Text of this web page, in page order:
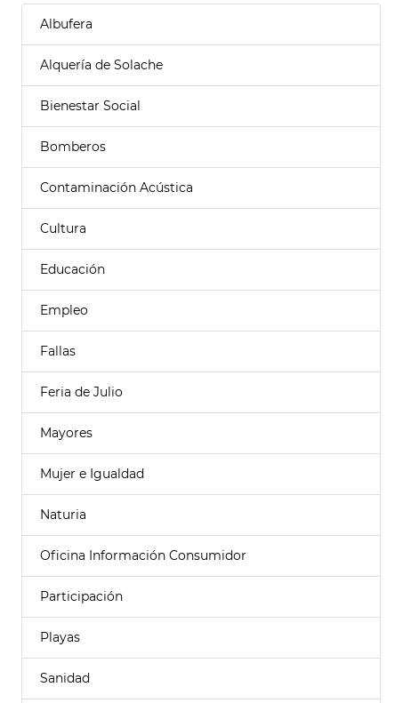
Albufera
Alquería de Solache
Bienestar Social
Bomberos
Contaminación Acústica
Cultura
Educación
Empleo
Fallas
Feria de Julio
Mayores
Mujer e Igualdad
Naturia
Oficina Información Consumidor
Participación
Playas
Sanidad